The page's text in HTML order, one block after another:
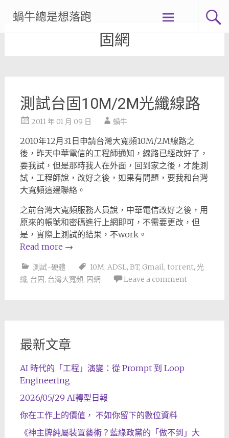
content
蝸牛總是想落跑
固網
測試台固10M/2M光纖線路
2011 年 01 月 09 日 蝸牛
2010年12月31日申請台灣大寬頻10M/2M線路之
後，昨天中華電信的工程師通知，線路已經改好了，
要我試，但是那時我人在外面，回到家之後，才能測
試，工程師說，改好之後，如果有問題，要我和台灣
大寬頻這邊聯絡。
之前台灣大寬頻服務人員說，中華電信改好之後，用
原來的帳號和密碼進行上網即可，不需要更改，但
是，實際上測試的結果，不work。
Read more →
測試-硬體 10M, ADSL, BT, Gmail, torrent, 光
纖, 台固, 台灣大寬頻, 固網 Leave a comment
最新文章
AI 時代的「工程」演變：從 Prompt 到 Loop
Engineering
2026/05/29 AI轉型日報
你在工作上的價值， 不如你留下的數位資料
《神主牌純屬裝置藝術？藍綠政黨的「做不到」大